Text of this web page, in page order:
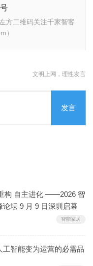
方二维码关注千家智客
）
文明上网，理性发言
发言
构 自主进化 ——2026 智
坛 9 月 9 日深圳启幕
智能家居
智能变为运营的必需品